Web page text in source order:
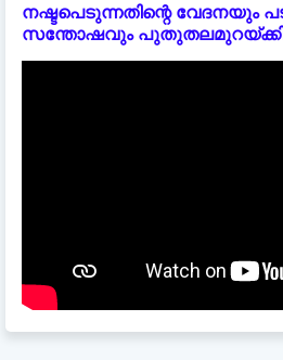
നഷ്ടപെടുന്നതിന്റെ വേദനയും
സന്തോഷവും